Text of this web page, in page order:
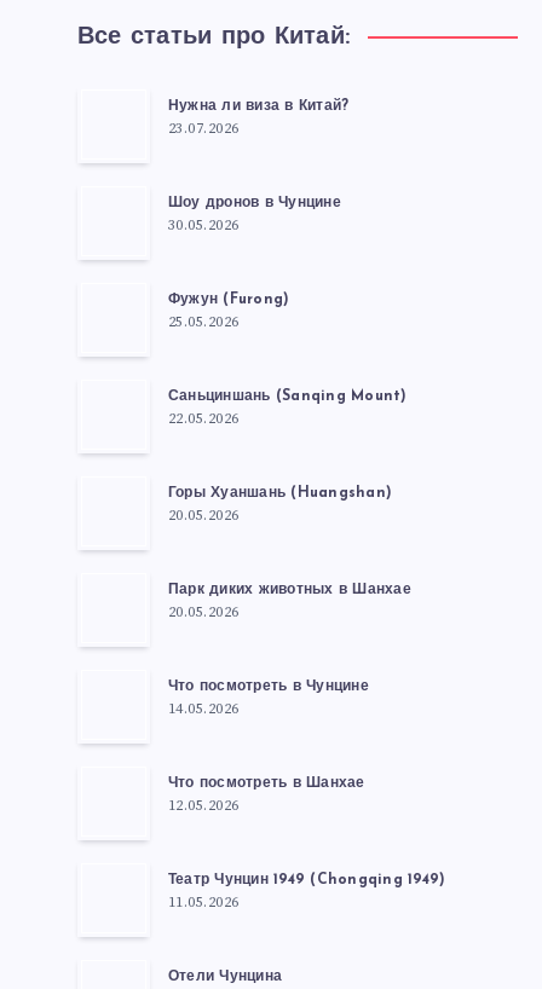
Все статьи про Китай:
Нужна ли виза в Китай?
23.07.2026
Шоу дронов в Чунцине
30.05.2026
Фужун (Furong)
25.05.2026
Саньциншань (Sanqing Mount)
22.05.2026
Горы Хуаншань (Huangshan)
20.05.2026
Парк диких животных в Шанхае
20.05.2026
Что посмотреть в Чунцине
14.05.2026
Что посмотреть в Шанхае
12.05.2026
Театр Чунцин 1949 (Chongqing 1949)
11.05.2026
Отели Чунцина